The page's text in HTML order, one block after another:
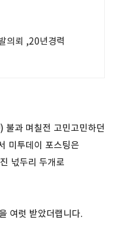
의뢰 ,20년경력
불과 며칠전 고민고민하던
미투데이 포스팅은
넋두리 두개로
여럿 받았더랩니다.